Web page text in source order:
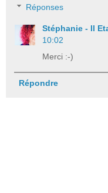
Réponses
Stéphanie - Il
10:02
Merci :-)
Répondre